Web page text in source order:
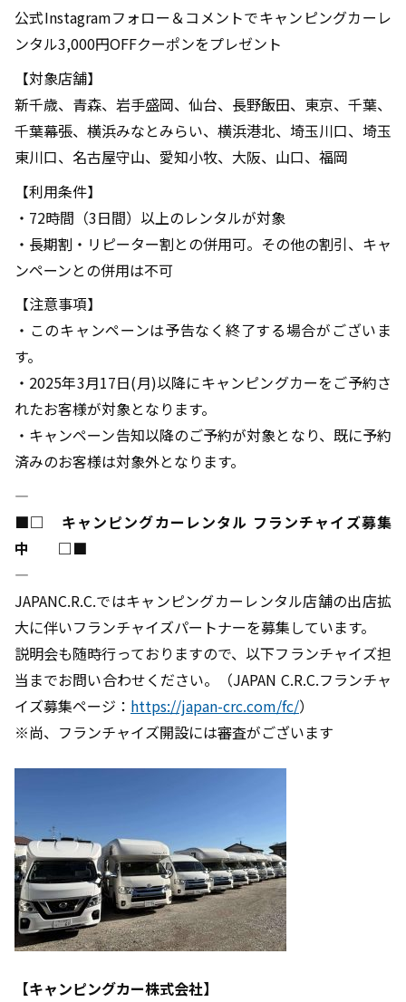
公式Instagramフォロー＆コメントでキャンピングカーレ
ンタル3,000円OFFクーポンをプレゼント
【対象店舗】
新千歳、青森、岩手盛岡、仙台、長野飯田、東京、千葉、
千葉幕張、横浜みなとみらい、横浜港北、埼玉川口、埼玉
東川口、名古屋守山、愛知小牧、大阪、山口、福岡
【利用条件】
・72時間（3日間）以上のレンタルが対象
・長期割・リピーター割との併用可。その他の割引、キャ
ンペーンとの併用は不可
【注意事項】
・このキャンペーンは予告なく終了する場合がございま
す。
・2025年3月17日(月)以降にキャンピングカーをご予約さ
れたお客様が対象となります。
・キャンペーン告知以降のご予約が対象となり、既に予約
済みのお客様は対象外となります。
――――――――――――――――――――――――――――――――――――――――
■□ キャンピングカーレンタル フランチャイズ募集
中 □■
――――――――――――――――――――――――――――――――――――――――
JAPANC.R.C.ではキャンピングカーレンタル店舗の出店拡
大に伴いフランチャイズパートナーを募集しています。
説明会も随時行っておりますので、以下フランチャイズ担
当までお問い合わせください。（JAPAN C.R.C.フランチャ
イズ募集ページ： https://japan-crc.com/fc/）
※尚、フランチャイズ開設には審査がございます
【キャンピングカー株式会社】